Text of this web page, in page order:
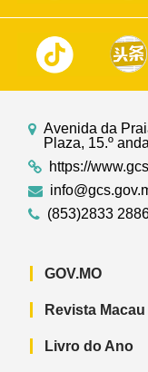
Avenida da
Plaza, 15.º
https://
(853)2833
GOV.MO
Revista Macau
Livro do Ano